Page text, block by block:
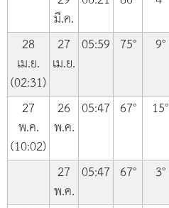
มี.ค.
28
เม.ย.
(02:31)
27
เม.ย.
05:59 75° 9°
27
พ.ค.
(10:02)
26
พ.ค.
05:47 67° 15°
27
พ.ค.
05:47 67° 3°